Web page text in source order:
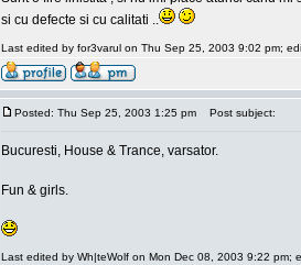
si cu defecte si cu calitati ..
Last edited by for3varul on Thu Sep 25, 2003 9:02 pm;
Posted: Thu Sep 25, 2003 1:25 pm Post subject:
Bucuresti, House & Trance, varsator.
Fun & girls.
Last edited by Wh|teWolf on Mon Dec 08, 2003 9:22 pm;